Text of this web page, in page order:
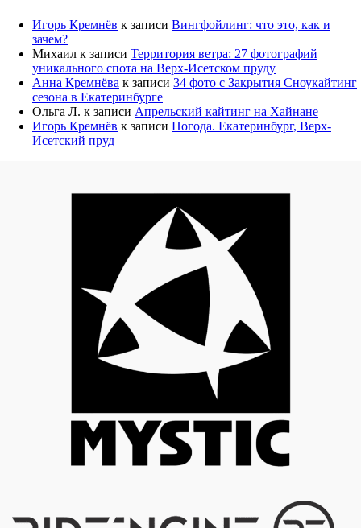
Игорь Кремнёв к записи Вингфойлинг: что это, как и
зачем?
Михаил к записи Территория ветра: 27 фотографий
уникального спота на Верх-Исетском пруду
Анна Кремнёва к записи 34 фото с Закрытия Сноукайтинг
сезона в Екатеринбурге
Ольга Л. к записи Апрельский кайтинг на Хайнане
Игорь Кремнёв к записи Погода. Екатеринбург, Верх-
Исетский пруд